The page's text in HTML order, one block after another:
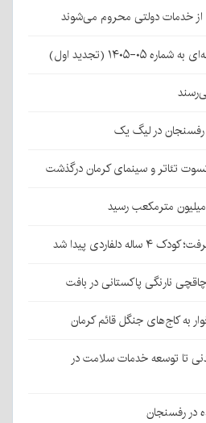
از خدمات دولتی محروم می‌شوند
۱۴۰۵ (تجدید اول)
در لیگ یک
تئاتر و سینمای کرمان درگذشت
پیدا شد
کاج‌های جنگل قائم کرمان
تا توسعه خدمات سلامت در
در رفسنجان